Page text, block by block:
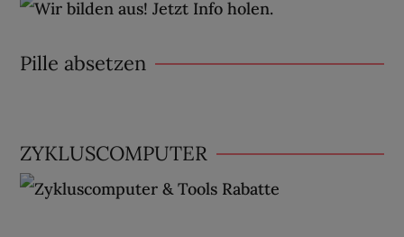
Pille absetzen
ZYKLUSCOMPUTER